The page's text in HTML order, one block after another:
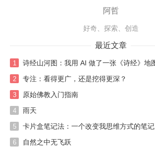
阿哲
好奇、探索、创造
最近文章
1 诗经山河图：我用 AI 做了一张《诗经》地
2 专注：看得更广，还是挖得更深？
3 原始佛教入门指南
4 雨天
5 卡片盒笔记法：一个改变我思维方式的笔
6 自然之中无飞跃